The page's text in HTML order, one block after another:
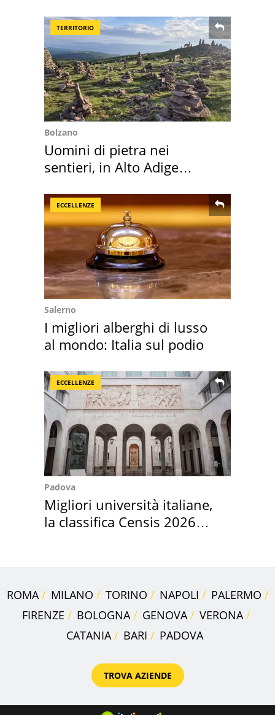
TERRITORIO
Bolzano
Uomini di pietra nei
sentieri, in Alto Adige
ECCELLENZE
Salerno
I migliori alberghi di lusso
al mondo: Italia sul podio
ECCELLENZE
Padova
Migliori università italiane,
la classifica Censis 2026
ROMA MILANO TORINO NAPOLI
PALERMO
FIRENZE
BOLOGNA GENOVA
VERONA
CATANIA
BARI PADOVA
TROVA AZIENDE